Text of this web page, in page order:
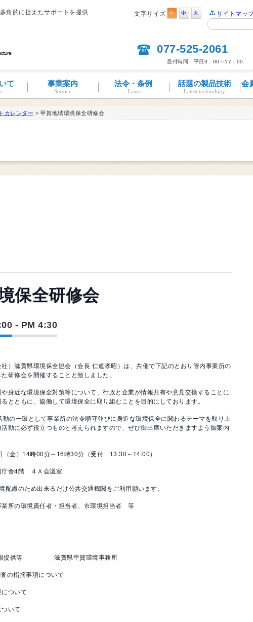
角的に捉えたサポートを提供 文字サイズ 小 中 大 サイトマッ
077-525-2061
受付時間 平日9：00～17：00
て 事業案内
Service
法令・条例
Laws
話題の製品技術
Latest technology
会
カレンダー > 甲賀地域環境保全研修会
保全研修会
- PM 4:30
）滋賀県環境保全協会（会長 仁連孝昭）は、共催で下記のとおり管内事業所の
研修会を開催することと致しました。
身近な環境保全対策等について、行政と企業が情報共有や意見交換することに
とともに、協働して環境保全に取り組むことを目的にしております。
の一環として事業所の法令順守並びに身近な環境保全に関わるテーマを取り上
動に必ず役立つものと考えられますので、ぜひ御出席いただきますよう御案内
金）14時00分～16時30分（受付 13:30～14:00）
舎4階 ４Ａ会議室
出来るだけ公共交通機関をご利用願います。
所の環境責任者・担当者、市環境担当者 等
情報提供等 滋賀県甲賀環境事務所
指摘事項について
ついて
いて